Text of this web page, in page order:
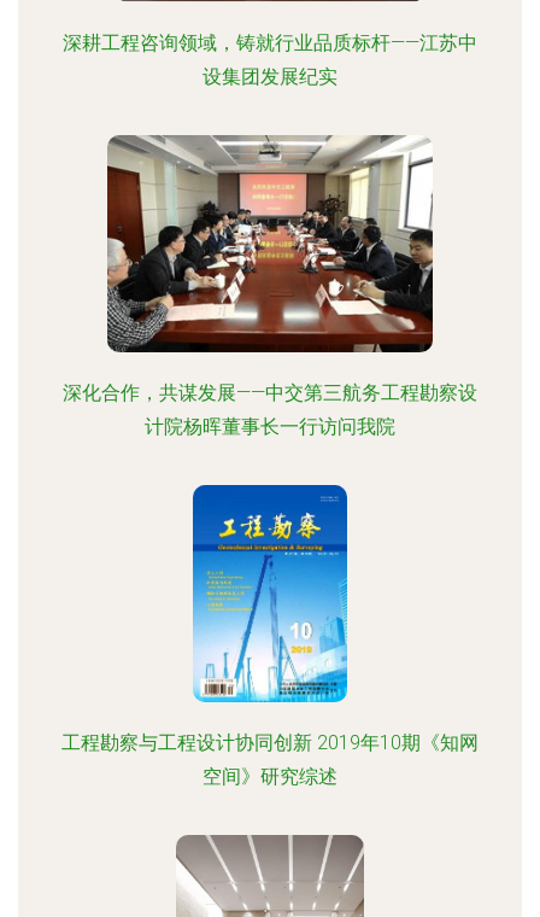
深耕工程咨询领域，铸就行业品质标杆——江苏中
设集团发展纪实
深化合作，共谋发展——中交第三航务工程勘察设
计院杨晖董事长一行访问我院
工程勘察与工程设计协同创新 2019年10期《知网
空间》研究综述